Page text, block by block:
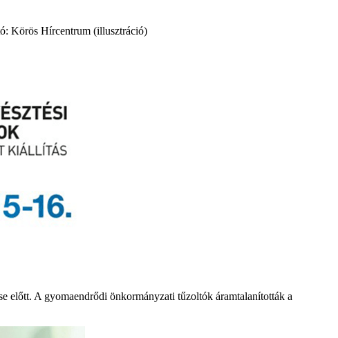
Körös Hírcentrum (illusztráció)
előtt. A gyomaendrődi önkormányzati tűzoltók áramtalanították a